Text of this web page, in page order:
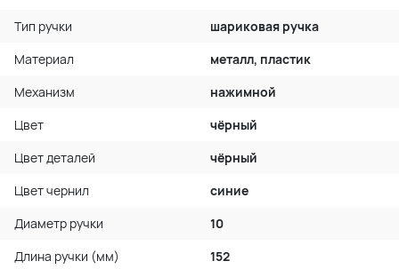
Тип ручки
шариковая ручка
Материал
металл, пластик
Механизм
нажимной
Цвет
чёрный
Цвет деталей
чёрный
Цвет чернил
синие
Диаметр ручки
10
Длина ручки (мм)
152